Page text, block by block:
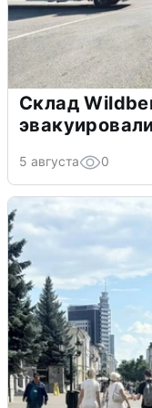
Склад
5 августа 0